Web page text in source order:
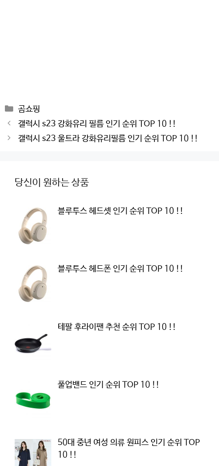
Categories
곰쇼핑
Post
navigation
갤럭시 s23 강화유리 필름 인기 순위 TOP 10 !!
갤럭시 s23 울트라 강화유리필름 인기 순위 TOP 10 !!
당신이 원하는 상품
블루투스 헤드셋 인기 순위 TOP 10 !!
블루투스 헤드폰 인기 순위 TOP 10 !!
테팔 후라이팬 추천 순위 TOP 10 !!
풀업밴드 인기 순위 TOP 10 !!
50대 중년 여성 의류 원피스 인기 순위 TOP
10 !!